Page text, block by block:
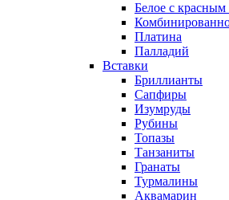
Белое с красным
Платина
Палладий
Вставки
Бриллианты
Сапфиры
Изумруды
Рубины
Топазы
Танзаниты
Гранаты
Турмалины
Аквамарин